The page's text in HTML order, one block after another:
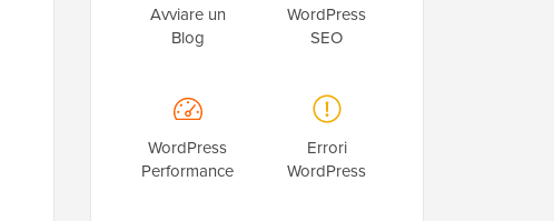
Avviare un
Blog
WordPress
SEO
WordPress
Performance
Errori
WordPress